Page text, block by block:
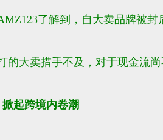
了解到，自大卖品牌被封
的大卖措手不及，对于现金流
起跨境内卷潮